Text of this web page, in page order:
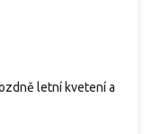
letní kvetení a